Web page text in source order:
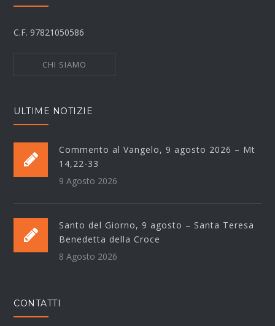
C.F. 97821050586
CHI SIAMO
ULTIME NOTIZIE
Commento al Vangelo, 9 agosto 2026 – Mt
14,22-33
9 Agosto 2026
Santo del Giorno, 9 agosto – Santa Teresa
Benedetta della Croce
8 Agosto 2026
CONTATTI